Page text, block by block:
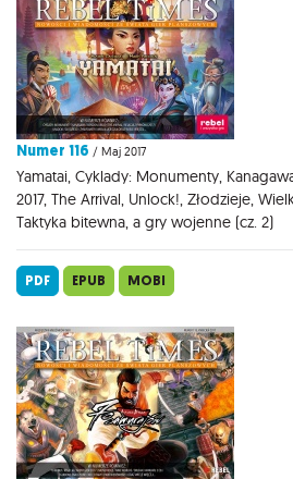
Numer 116 / Maj 2017
Yamatai, Cyklady: Monumenty,
2017, The Arrival, Unlock!, Złodzieje,
Taktyka bitewna, a gry wojenne (cz. 2)
PDF EPUB MOBI